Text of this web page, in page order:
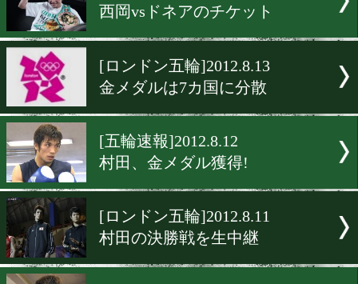
[西岡vsドネア]2012.8.18
[記者会見]2012.8.15
西岡、ワクワクしている!!
[海外ニュース]2012.8.15
井岡の後継者決定戦